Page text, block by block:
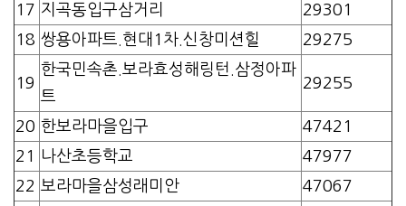
17 지곡동입구삼거리
29301
18 쌍용아파트.현대1차.신창미션힐 29275
19
한국민속촌.보라효성해링턴.삼정아파
트
29255
20 한보라마을입구
47421
21
나산초등학교
47977
22 보라마을삼성래미안
47067